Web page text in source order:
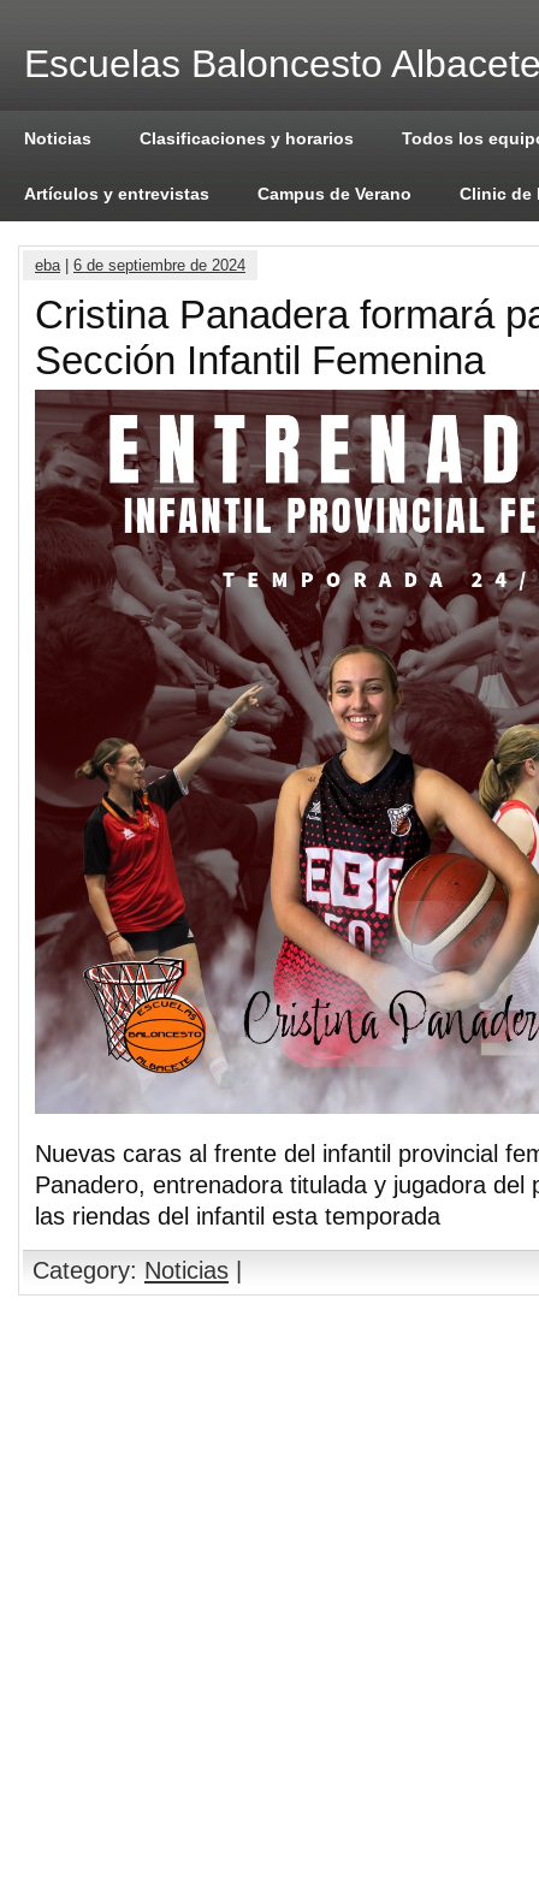
Escuelas Baloncesto
Noticias Clasificaciones y horarios Todos los
Artículos y entrevistas Campus de Verano Clinic de
eba| 6 de septiembre de 2024
Cristina Panadera formará
Sección Infantil Femenina
Nuevas caras al frente del infantil provincial
Panadero, entrenadora titulada y jugadora del
las riendas del infantil esta temporada
Category: Noticias